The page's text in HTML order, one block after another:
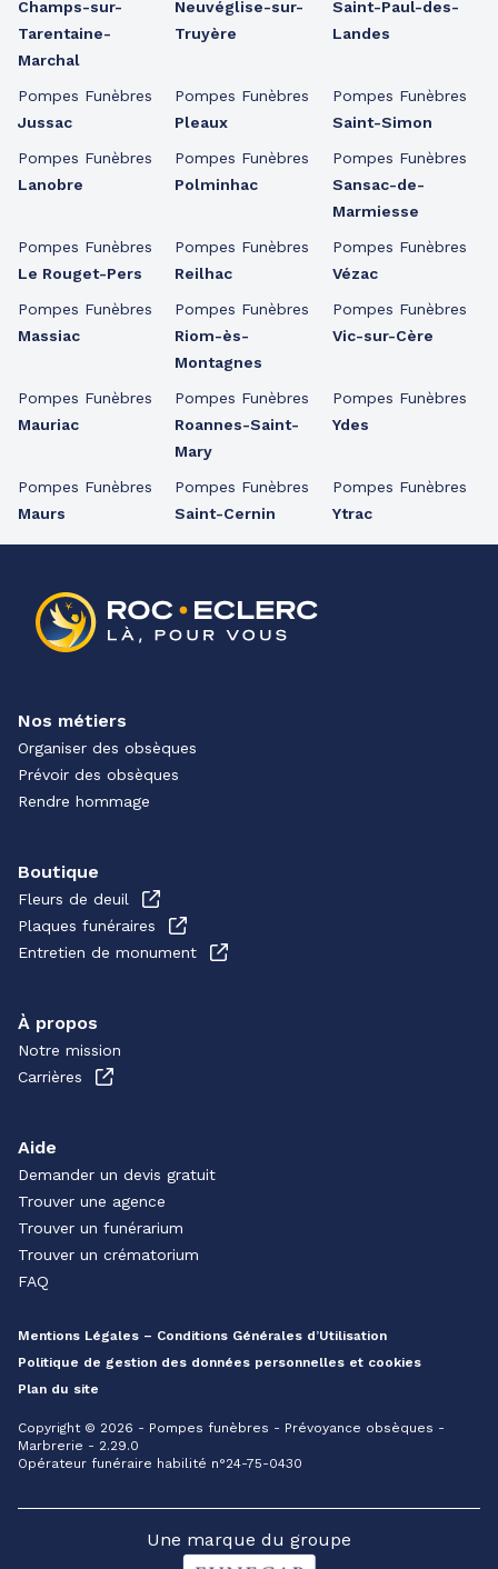
Champs-sur-
Tarentaine-
Marchal
Pompes Funèbres
Jussac
Pompes Funèbres
Lanobre
Pompes Funèbres
Le Rouget-Pers
Pompes Funèbres
Massiac
Pompes Funèbres
Mauriac
Pompes Funèbres
Maurs
Neuvéglise-sur-
Truyère
Pompes Funèbres
Pleaux
Pompes Funèbres
Polminhac
Pompes Funèbres
Reilhac
Pompes Funèbres
Riom-ès-
Montagnes
Pompes Funèbres
Roannes-Saint-
Mary
Pompes Funèbres
Saint-Cernin
Saint-Paul-des-
Landes
Pompes Funèbres
Saint-Simon
Pompes Funèbres
Sansac-de-
Marmiesse
Pompes Funèbres
Vézac
Pompes Funèbres
Vic-sur-Cère
Pompes Funèbres
Ydes
Pompes Funèbres
Ytrac
Nos métiers
Organiser des obsèques
Prévoir des obsèques
Rendre hommage
Boutique
Fleurs de deuil
Plaques funéraires
Entretien de monument
À propos
Notre mission
Carrières
Aide
Demander un devis gratuit
Trouver une agence
Trouver un funérarium
Trouver un crématorium
FAQ
Mentions Légales – Conditions Générales d’Utilisation
Politique de gestion des données personnelles et cookies
Plan du site
Copyright © 2026 - Pompes funèbres - Prévoyance obsèques -
Marbrerie - 2.29.0
Opérateur funéraire habilité n°24-75-0430
Une marque du groupe